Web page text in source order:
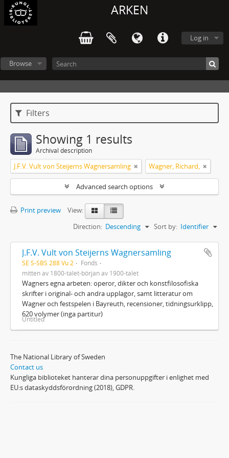
ARKEN
Log in
Browse
Filters
Showing 1 results
Archival description
J.F.V. Vult von Steijerns Wagnersamling Wagner, Richard,
Advanced search options
Print preview
View:
Sort by: Identifier
Direction: Descending
J.F.V. Vult von Steijerns Wagnersamling
SE S-SBS 288 Vu 2
Fonds
mitten av 1800-talet-början av 1900-talet
Wagners egna arbeten: operor, dikter och konstfilosofiska
skrifter i original- och andra upplagor, samt litteratur om
Wagner och festspelen i Bayreuth, recensioner, tidningsurklipp,
620 volymer (inga partitur)
Untitled
The National Library of Sweden
Contact us
Kungliga biblioteket hanterar dina personuppgifter i enlighet med
EU:s dataskyddsförordning (2018), GDPR.